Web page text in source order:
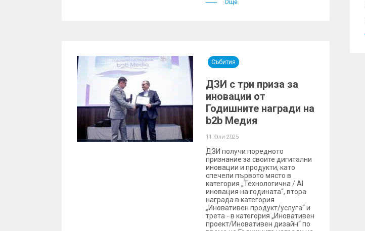
Още
Събития
ДЗИ с три приза за
иновации от
Годишните награди на
b2b Медия
11 Юли 2025
ДЗИ получи поредното
признание за своите дигитални
иновации и продукти, като
спечели първото място в
категория „Технологична / AI
иновация на годината“, втора
награда в категория
„Иновативен продукт/услуга“ и
трета - в категория „Иновативен
проект/Иновативен дизайн“ по